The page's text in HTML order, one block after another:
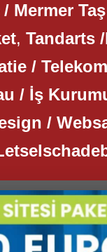
Mermer Taş
, Tandarts
/ Telekom
/ İş
/